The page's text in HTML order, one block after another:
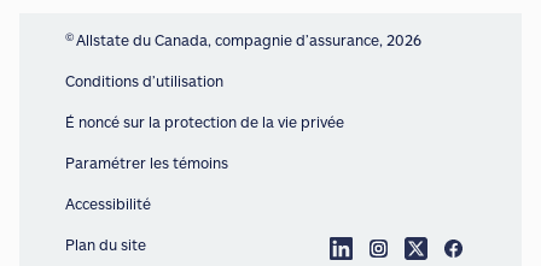
©Allstate du Canada, compagnie d’assurance, 2026
Conditions d’utilisation
É noncé sur la protection de la vie privée
Paramétrer les témoins
Accessibilité
Plan du site